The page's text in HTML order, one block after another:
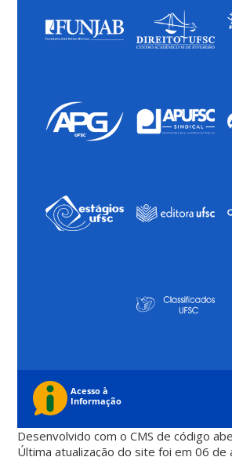
Desenvolvido com o CMS de código
Última atualização do site foi em 06